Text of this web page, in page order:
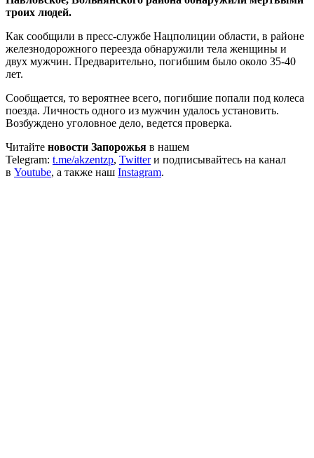
троих людей.
Как сообщили в пресс-службе Нацполиции области, в районе
железнодорожного переезда обнаружили тела женщины и
двух мужчин. Предварительно, погибшим было около 35-40
лет.
Сообщается, то вероятнее всего, погибшие попали под колеса
поезда. Личность одного из мужчин удалось установить.
Возбуждено уголовное дело, ведется проверка.
Читайте новости Запорожья в нашем
Telegram: t.me/akzentzp, Twitterи подписывайтесь на канал
в Youtube, а также наш Instagram.